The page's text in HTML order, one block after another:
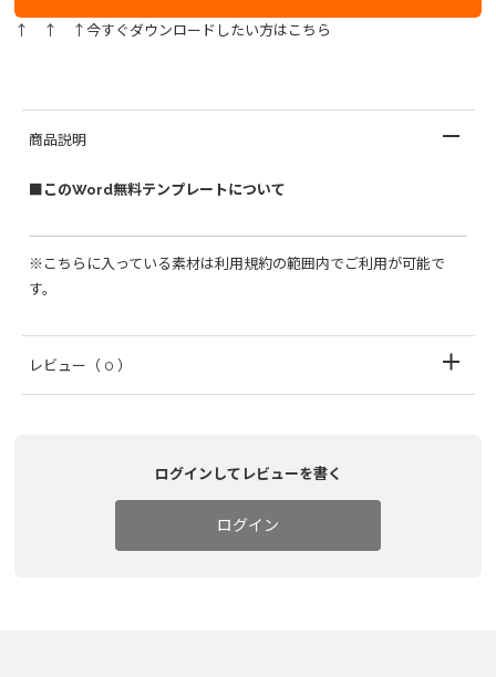
↑ ↑ ↑今すぐダウンロードしたい方はこちら
商品説明
■このWord無料テンプレートについて
※こちらに入っている素材は利用規約の範囲内でご利用が可能で
す。
レビュー （ 0 ）
ログインしてレビューを書く
ログイン